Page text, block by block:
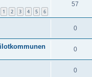
1 2 3 4 5 6
57
0
0
0